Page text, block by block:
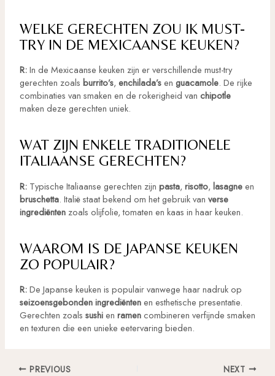
WELKE GERECHTEN ZOU IK MUST-
TRY IN DE MEXICAANSE KEUKEN?
R:In de Mexicaanse keuken zijn er verschillende must-try
gerechten zoals burrito’s, enchilada’sen guacamole. De rijke
combinaties van smaken en de rokerigheid van chipotle
maken deze gerechten uniek.
WAT ZIJN ENKELE TRADITIONELE
ITALIAANSE GERECHTEN?
R:Typische Italiaanse gerechten zijn pasta, risotto, lasagneen
bruschetta. Italië staat bekend om het gebruik van verse
ingrediëntenzoals olijfolie, tomaten en kaas in haar keuken.
WAAROM IS DE JAPANSE KEUKEN
ZO POPULAIR?
R:De Japanse keuken is populair vanwege haar nadruk op
seizoensgebonden ingrediëntenen esthetische presentatie.
Gerechten zoals sushien ramencombineren verfijnde smaken
en texturen die een unieke eetervaring bieden.
Post
PREVIOUS NEXT